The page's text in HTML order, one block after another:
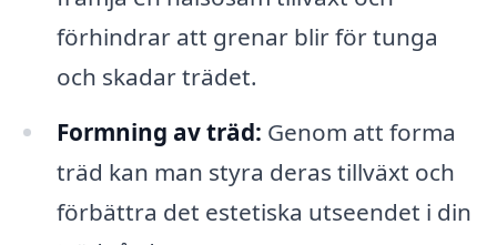
förhindrar att grenar blir för tunga
och skadar trädet.
Formning av träd: Genom att forma
träd kan man styra deras tillväxt och
förbättra det estetiska utseendet i din